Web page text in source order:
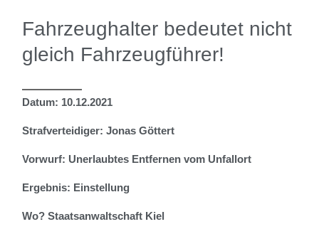
Fahrzeughalter bedeutet nicht
gleich Fahrzeugführer!
Datum: 10.12.2021
Strafverteidiger: Jonas Göttert
Vorwurf: Unerlaubtes Entfernen vom Unfallort
Ergebnis: Einstellung
Wo? Staatsanwaltschaft Kiel